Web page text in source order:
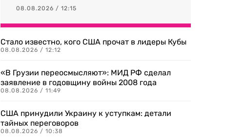
08.08.2026 / 12:15
Стало известно, кого США прочат в лидеры Кубы
08.08.2026 / 12:12
«В Грузии переосмысляют»: МИД РФ сделал
заявление в годовщину войны 2008 года
08.08.2026 / 11:49
США принудили Украину к уступкам: детали
тайных переговоров
08.08.2026 / 10:38